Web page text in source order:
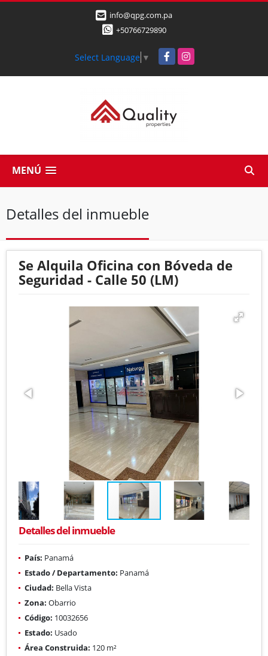
info@qpg.com.pa
+50766729890
Select Language ▼ FacebookInstagram
MENÚ
Detalles del inmueble
Se Alquila Oficina con Bóveda de
Seguridad - Calle 50 (LM)
Detalles del inmueble
País: Panamá
Estado / Departamento: Panamá
Ciudad: Bella Vista
Zona: Obarrio
Código: 10032656
Estado: Usado
Área Construida: 120 m²